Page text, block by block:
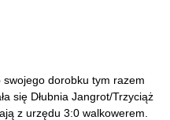
swojego dorobku tym razem
się Dłubnia Jangrot/Trzyciąż
z urzędu 3:0 walkowerem.